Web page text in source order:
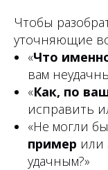
Чтобы
уточняющие
«Что
вам
«Как, по
исправить
«Не могли
пример или
удачным?»